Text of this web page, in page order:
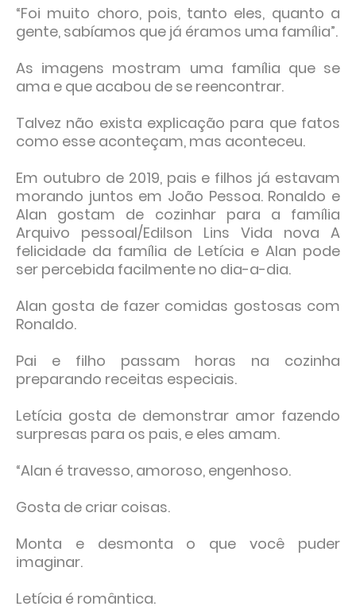
“Foi muito choro, pois, tanto eles, quanto a
gente, sabíamos que já éramos uma família”.
As imagens mostram uma família que se
ama e que acabou de se reencontrar.
Talvez não exista explicação para que fatos
como esse aconteçam, mas aconteceu.
Em outubro de 2019, pais e filhos já estavam
morando juntos em João Pessoa. Ronaldo e
Alan gostam de cozinhar para a família
Arquivo pessoal/Edilson Lins Vida nova A
felicidade da família de Letícia e Alan pode
ser percebida facilmente no dia-a-dia.
Alan gosta de fazer comidas gostosas com
Ronaldo.
Pai e filho passam horas na cozinha
preparando receitas especiais.
Letícia gosta de demonstrar amor fazendo
surpresas para os pais, e eles amam.
“Alan é travesso, amoroso, engenhoso.
Gosta de criar coisas.
Monta e desmonta o que você puder
imaginar.
Letícia é romântica.